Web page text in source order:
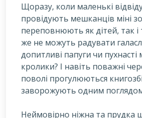
Щоразу, коли маленькі
провідують мешканців міні
переповнюють як дітей, так і
же не можуть радувати
допитливі папуги чи пухнасті
кролики? І навіть поважні
поволі прогулюються
заворожують одним
Неймовірно ніжна та прудка